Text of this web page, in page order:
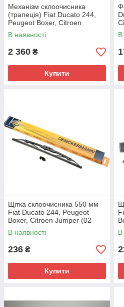
Механізм склоочисника
(трапеція) Fiat Ducato 244,
Peugeot Boxer, Citroen
Jumper (2002-2006), 9949393
В наявності
2 360 ₴
Купити
В
Щітка склоочисника 550 мм
Fiat Ducato 244, Peugeot
Boxer, Citroen Jumper (02-
06), 71805687, 6423P0
В наявності
236 ₴
Купити
В